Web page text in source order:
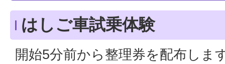
はしご車試乗体験
開始5分前から整理券を配布しま